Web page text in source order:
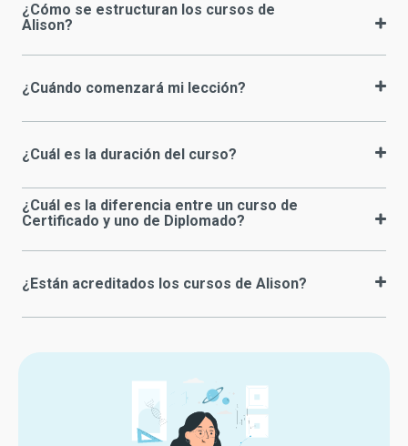
¿Cómo se estructuran los cursos de
Alison?
¿Cuándo comenzará mi lección?
¿Cuál es la duración del curso?
¿Cuál es la diferencia entre un curso de
Certificado y uno de Diplomado?
¿Están acreditados los cursos de Alison?